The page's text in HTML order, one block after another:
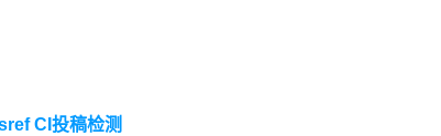
f CI投稿检测